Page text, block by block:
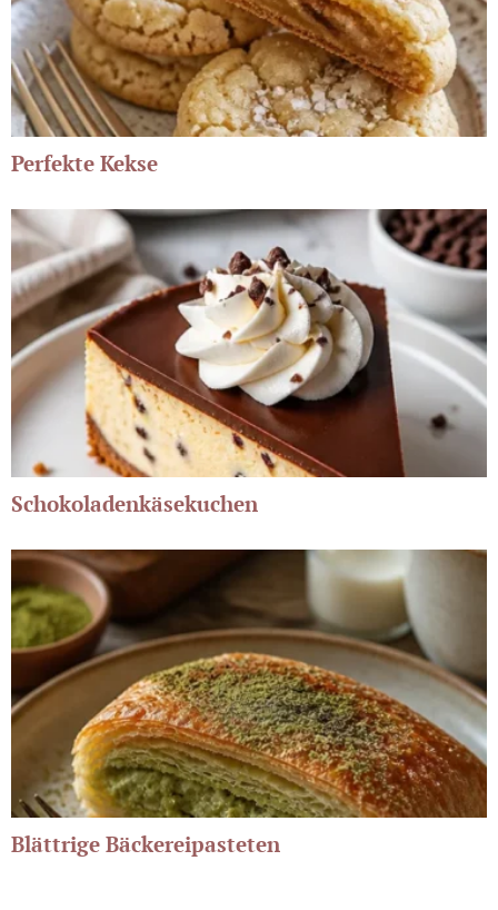
Perfekte Kekse
Schokoladenkäsekuchen
Blättrige Bäckereipasteten